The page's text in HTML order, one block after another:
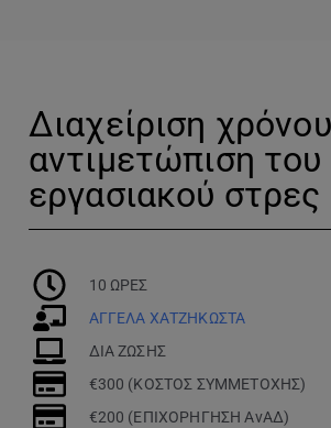
Διαχείριση
αντιμετώπιση του
εργασιακού στρες
10 ΩΡΕΣ
ΑΓΓΕΛΑ ΧΑΤΖΗΚΩΣΤΑ
ΔΙΑ ΖΩΣΗΣ
€300 (ΚΟΣΤΟΣ ΣΥΜΜΕΤΟΧΗΣ)
€200 (ΕΠΙΧΟΡΗΓΗΣΗ ΑνΑΔ)